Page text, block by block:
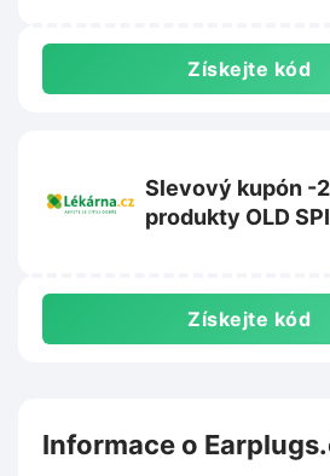
Získejte kód
Slevový kupón -
produkty OLD
Získejte kód
Informace o